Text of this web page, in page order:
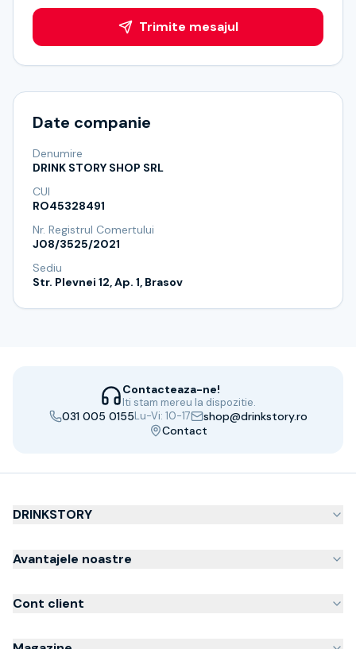
Trimite mesajul
Date companie
Denumire
DRINK STORY SHOP SRL
CUI
RO45328491
Nr. Registrul Comertului
J08/3525/2021
Sediu
Str. Plevnei 12, Ap. 1, Brasov
Contacteaza-ne!
Iti stam mereu la dispozitie.
031 005 0155Lu-Vi: 10-17
shop@drinkstory.ro
Contact
DRINKSTORY
Avantajele noastre
Cont client